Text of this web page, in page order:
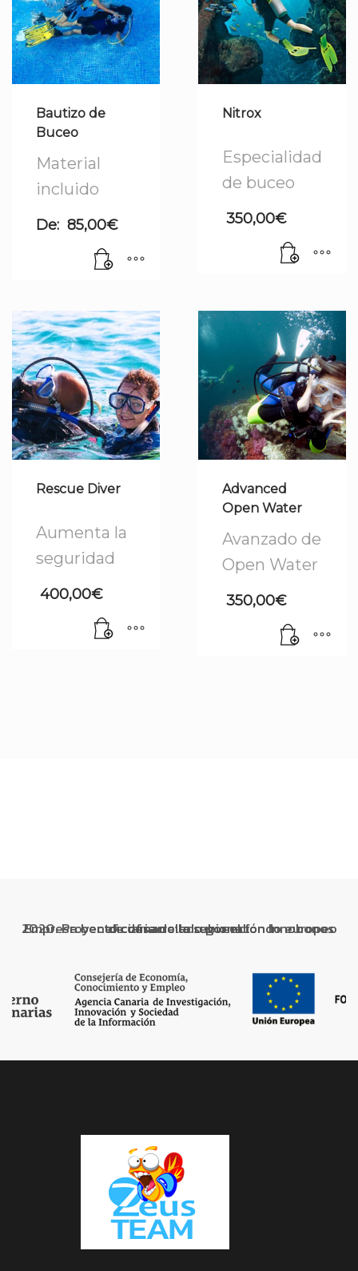
Bautizo de
Buceo
Material
incluido
De: 85,00€
Nitrox
Especialidad
de buceo
350,00€
Rescue Diver
Aumenta la
seguridad
400,00€
Advanced
Open Water
Avanzado de
Open Water
350,00€
Empresa beneficiaria de la subvención Innobonos 2020. Proyecto cofinanciado por el fondo europeo de desarrollo regional.